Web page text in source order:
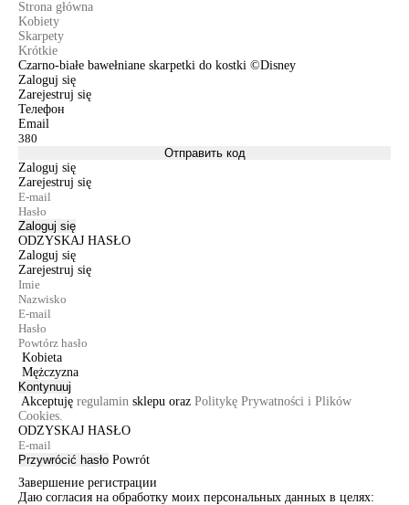
Strona główna
Kobiety
Skarpety
Krótkie
Czarno-białe bawełniane skarpetki do kostki ©Disney
Zaloguj się
Zarejestruj się
Телефон
Email
Отправить код
Zaloguj się
Zarejestruj się
Zaloguj się
ODZYSKAJ HASŁO
Zaloguj się
Zarejestruj się
Kobieta
Mężczyzna
Kontynuuj
Akceptuję regulamin sklepu oraz Politykę Prywatności i Plików
Cookies.
ODZYSKAJ HASŁO
Przywrócić hasło Powrót
Завершение регистрации
Даю согласия на обработку моих персональных данных в целях: